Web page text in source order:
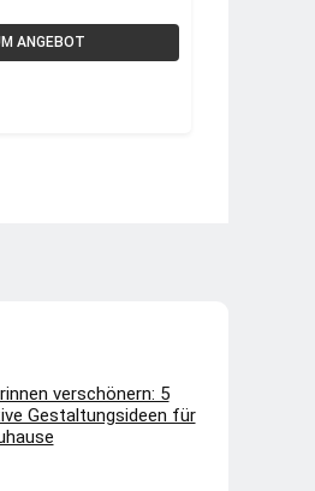
ANGEBOT
verschönern: 5
Gestaltungsideen für